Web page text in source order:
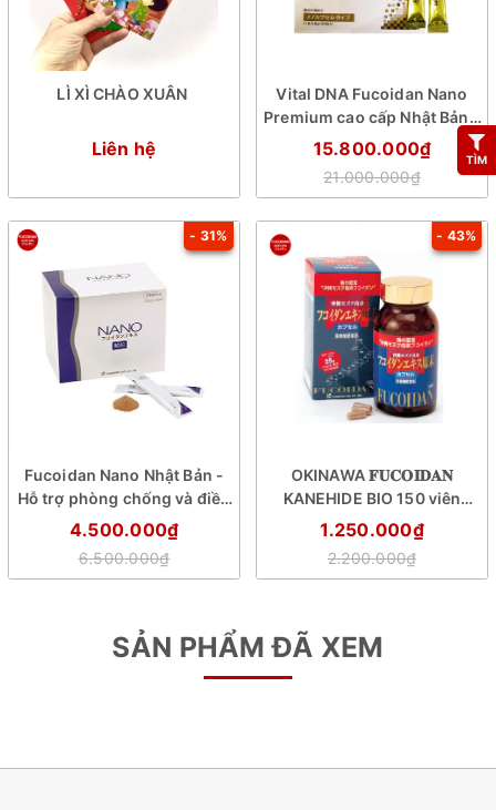
LÌ XÌ CHÀO XUÂN
Liên hệ
Vital DNA Fucoidan Nano
Premium cao cấp Nhật Bản -
PHÒNG CHỐNG VÀ HỖ TRỢ
ĐIỀU TRỊ UNG THƯ
15.800.000₫
21.000.000₫
- 31%
Fucoidan Nano Nhật Bản -
Hỗ trợ phòng chống và điều
trị ung thư
4.500.000₫
6.500.000₫
- 43%
OKINAWA 𝐅𝐔𝐂𝐎𝐈𝐃𝐀𝐍
KANEHIDE BIO 150 viên
NHẬT BẢN - PHÒNG CHỐNG
VÀ HỖ TRỢ ĐIỀU TRỊ UNG
THƯ
1.250.000₫
2.200.000₫
TÌM
SẢN PHẨM ĐÃ XEM